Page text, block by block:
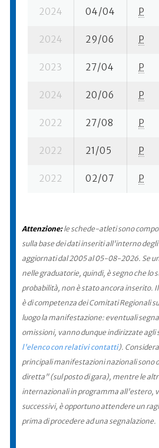
2024 04/04 P
2024 29/06 P
2023 27/04 P
2024 20/06 P
2022 27/08 P
2022 21/05 P
2022 02/07 P
Attenzione:le schede-atleti sono
sulla base dei dati inseriti all'interno
aggiornati dal 2005 al 05-08-2026. Se
nelle graduatorie, quindi, è segno che lo
probabilità, non è stato ancora inserito.
è di competenza dei Comitati Regionali
luogo la manifestazione: eventuali
omissioni, vanno dunque indirizzate agli
l'elenco con relativi contatti).
principali manifestazioni nazionali sono
diretta" (sul posto di gara), mentre le
internazionali in programma all'estero,
successivi, è opportuno attendere un
prima di procedere ad una segnalazione.